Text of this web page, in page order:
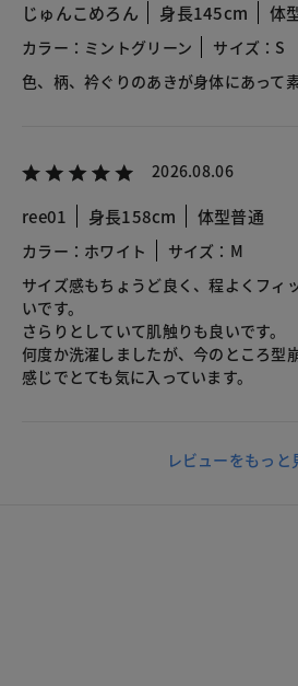
じゅんこめろん 身長145cm 体
カラー：ミントグリーン
サイズ：S
色、柄、衿ぐりのあきが身体にあって素
2026.08.06
ree01 身長158cm 体型普通
カラー：ホワイト
サイズ：M
サイズ感もちょうど良く、程よくフィ
いです。
さらりとしていて肌触りも良いです。
何度か洗濯しましたが、今のところ型
感じでとても気に入っています。
レビューをもっと